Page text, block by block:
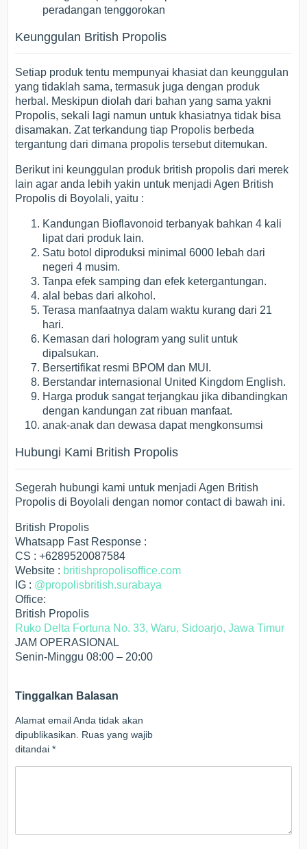
peradangan tenggorokan
Keunggulan British Propolis
Setiap produk tentu mempunyai khasiat dan keunggulan
yang tidaklah sama, termasuk juga dengan produk
herbal. Meskipun diolah dari bahan yang sama yakni
Propolis, sekali lagi namun untuk khasiatnya tidak bisa
disamakan. Zat terkandung tiap Propolis berbeda
tergantung dari dimana propolis tersebut ditemukan.
Berikut ini keunggulan produk british propolis dari merek
lain agar anda lebih yakin untuk menjadi Agen British
Propolis di Boyolali, yaitu :
Kandungan Bioflavonoid terbanyak bahkan 4 kali
lipat dari produk lain.
Satu botol diproduksi minimal 6000 lebah dari
negeri 4 musim.
Tanpa efek samping dan efek ketergantungan.
alal bebas dari alkohol.
Terasa manfaatnya dalam waktu kurang dari 21
hari.
Kemasan dari hologram yang sulit untuk
dipalsukan.
Bersertifikat resmi BPOM dan MUI.
Berstandar internasional United Kingdom English.
Harga produk sangat terjangkau jika dibandingkan
dengan kandungan zat ribuan manfaat.
anak-anak dan dewasa dapat mengkonsumsi
Hubungi Kami British Propolis
Segerah hubungi kami untuk menjadi Agen British
Propolis di Boyolali dengan nomor contact di bawah ini.
British Propolis
Whatsapp Fast Response :
CS : +6289520087584
Website : britishpropolisoffice.com
IG : @propolisbritish.surabaya
Office:
British Propolis
Ruko Delta Fortuna No. 33, Waru, Sidoarjo, Jawa Timur
JAM OPERASIONAL
Senin-Minggu 08:00 – 20:00
Tinggalkan Balasan
Alamat email Anda tidak akan
dipublikasikan.
Ruas yang wajib
ditandai*